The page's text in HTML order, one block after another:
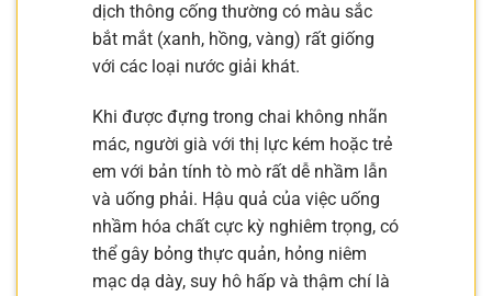
dịch thông cống thường có màu sắc
bắt mắt (xanh, hồng, vàng) rất giống
với các loại nước giải khát.
Khi được đựng trong chai không nhãn
mác, người già với thị lực kém hoặc trẻ
em với bản tính tò mò rất dễ nhầm lẫn
và uống phải. Hậu quả của việc uống
nhầm hóa chất cực kỳ nghiêm trọng, có
thể gây bỏng thực quản, hỏng niêm
mạc dạ dày, suy hô hấp và thậm chí là